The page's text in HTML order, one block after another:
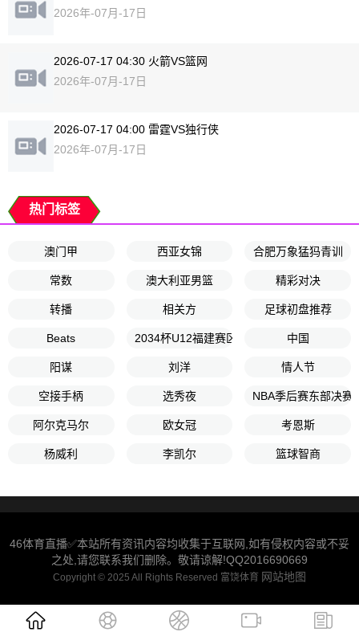
2026年-07月-17日
2026-07-17 04:30 火箭VS篮网
2026年-07月-17日
2026-07-17 04:00 雷霆VS独行侠
2026年-07月-17日
热门标签
澳门甲 西亚女锦 合肥万象猛犸青训
常数 澳大利亚男篮 精彩对决
转播 相关方 足球初盘推荐
Beats 2034杯U12福建赛区 中国
阳谋 刘洋 情人节
空接手柄 选秀夜 NBA季后赛东部决赛
阿尔克马尔 欧女冠 考恩斯
杨威利 李凯尔 篮球智商
46体育直播✅本站所有资讯内容均收集于互联网,如有侵权内容或不妥
之处,请您联系我们删除。敬请谅解!QQ2016690669
Copyright © 2025 All Rights Reserved 富饶体育 网站地图